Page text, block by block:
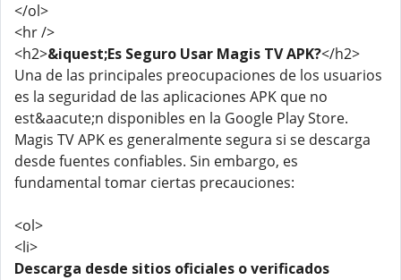
</ol>
<hr />
<h2>&iquest;Es Seguro Usar Magis TV APK?</h2>
Una de las principales preocupaciones de los usuarios
es la seguridad de las aplicaciones APK que no
est&aacute;n disponibles en la Google Play Store.
Magis TV APK es generalmente segura si se descarga
desde fuentes confiables. Sin embargo, es
fundamental tomar ciertas precauciones:
<ol>
<li>
Descarga desde sitios oficiales o verificados